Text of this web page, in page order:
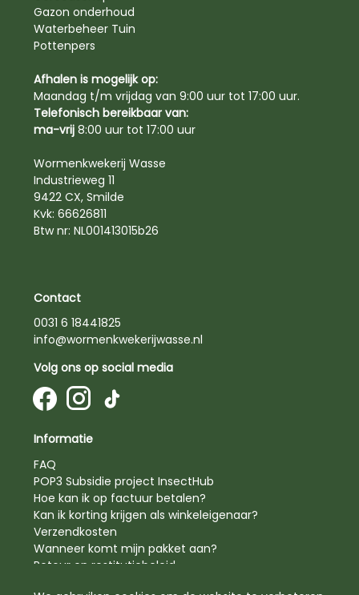
Gazon onderhoud
Waterbeheer Tuin
Pottenpers
Afhalen is mogelijk op:
Maandag t/m vrijdag van 9:00 uur tot 17:00 uur.
Telefonisch bereikbaar van:
ma-vrij 8:00 uur tot 17:00 uur
Wormenkwekerij Wasse
Industrieweg 11
9422 CX, Smilde
Kvk: 66626811
Btw nr: NL001413015b26
Contact
0031 6 18441825
info@wormenkwekerijwasse.nl
Volg ons op social media
Informatie
FAQ
POP3 Subsidie project InsectHub
Hoe kan ik op factuur betalen?
Kan ik korting krijgen als winkeleigenaar?
Verzendkosten
Wanneer komt mijn pakket aan?
Retour en restitutiebeleid